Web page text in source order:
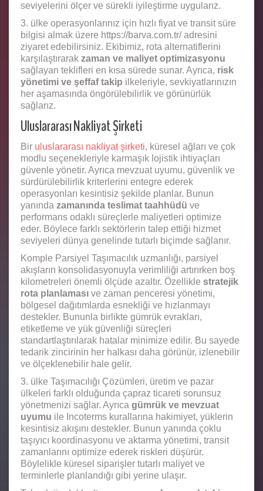
seviyelerini ölçer ve sürekli iyileştirme uygularız.
3. ülke operasyonlarınız için hızlı fiyat ve transit süre
bilgisi almak üzere https://barva.com.tr/ adresini
ziyaret edebilirsiniz. Ekibimiz, rota alternatiflerini
karşılaştırarak zaman ve maliyet optimizasyonu
sağlayan teklifleri en kısa sürede sunar. Ayrıca, risk
yönetimi ve şeffaf takip ilkeleriyle, sevkiyatlarınızın
her aşamasında öngörülebilirlik ve görünürlük
sağlarız.
Uluslararası Nakliyat Şirketi
Bir uluslararası nakliyat şirketi, küresel ağları ve çok
modlu seçenekleriyle karmaşık lojistik ihtiyaçları
güvenle yönetir. Ayrıca mevzuat uyumu, güvenlik ve
sürdürülebilirlik kriterlerini entegre ederek
operasyonları kesintisiz şekilde planlar. Bunun
yanında zamanında teslimat taahhüdü ve
performans odaklı süreçlerle maliyetleri optimize
eder. Böylece farklı sektörlerin talep ettiği hizmet
seviyeleri dünya genelinde tutarlı biçimde sağlanır.
Komple Parsiyel Taşımacılık uzmanlığı, parsiyel
akışların konsolidasyonuyla verimliliği artırırken boş
kilometreleri önemli ölçüde azaltır. Özellikle stratejik
rota planlaması ve zaman penceresi yönetimi,
bölgesel dağıtımlarda esnekliği ve hızlanmayı
destekler. Bununla birlikte gümrük evrakları,
etiketleme ve yük güvenliği süreçleri
standartlaştırılarak hatalar minimize edilir. Bu sayede
tedarik zincirinin her halkası daha görünür, izlenebilir
ve ölçeklenebilir hale gelir.
3. ülke Taşımacılığı Çözümleri, üretim ve pazar
ülkeleri farklı olduğunda çapraz ticareti sorunsuz
yönetmenizi sağlar. Ayrıca gümrük ve mevzuat
uyumu ile Incoterms kurallarına hakimiyet, yüklerin
kesintisiz akışını destekler. Bunun yanında çoklu
taşıyıcı koordinasyonu ve aktarma yönetimi, transit
zamanlarını optimize ederek riskleri düşürür.
Böylelikle küresel siparişler tutarlı maliyet ve
terminlerle planlandığı gibi yerine ulaşır.